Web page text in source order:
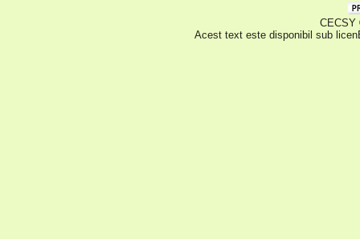
CECSY
Acest text este disponibil sub